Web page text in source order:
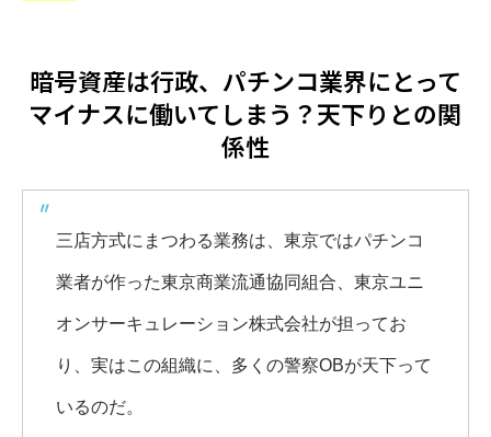
暗号資産は行政、パチンコ業界にとって
マイナスに働いてしまう？天下りとの関
係性
三店方式にまつわる業務は、東京ではパチンコ
業者が作った東京商業流通協同組合、東京ユニ
オンサーキュレーション株式会社が担ってお
り、実はこの組織に、多くの警察OBが天下って
いるのだ。